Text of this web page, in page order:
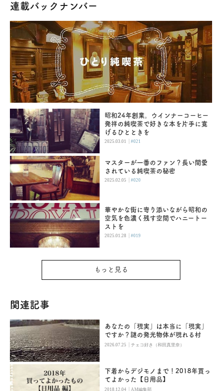
連載バックナンバー
昭和24年創業。ウインナーコーヒー
発祥の純喫茶で好きな本を片手に寛
げるひとときを
2025.03.01 |#021
マスターが一番のファン？長い間愛
されている純喫茶の秘密
2025.02.05 |#020
華やかな街に寄り添いながら昭和の
空気を色濃く残す空間でハニートー
ストを
2025.01.28 |#019
もっと見る
関連記事
あなたの「現実」は本当に「現実」
ですか？謎の発光物体が現れる村
2026.07.25 |チェコ好き（和田真里奈）
下着からデジモノまで！2018年買っ
てよかった【日用品】
2018.12.04 |AM編集部